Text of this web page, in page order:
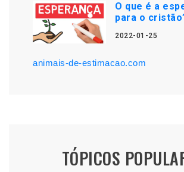
O que é a
para o
2022-01-25
animais-de-estimacao.com
TÓPICOS